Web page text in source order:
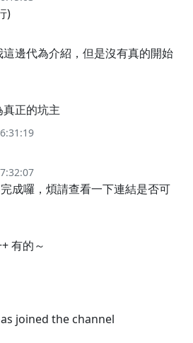
)
邊代為介紹，但是沒有真的開始
正的坑主
成囉，煩請查看一下連結是否可
有的～
joined the channel